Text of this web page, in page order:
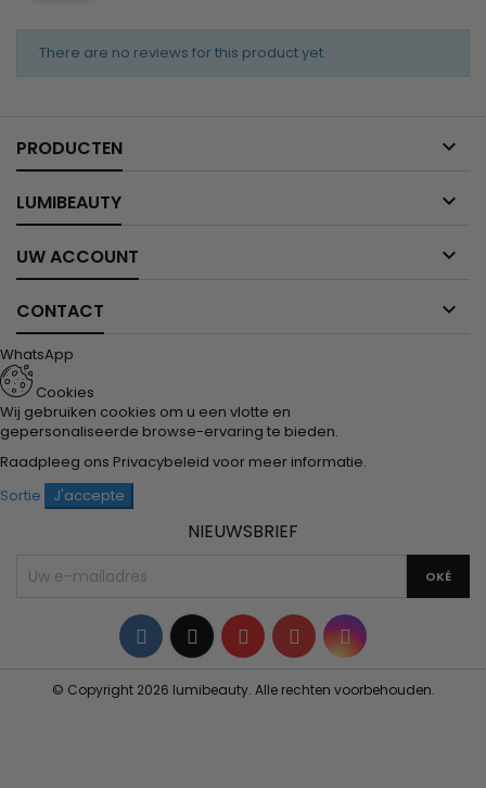
There are no reviews for this product yet.
PRODUCTEN 
LUMIBEAUTY 
UW ACCOUNT 
CONTACT 
WhatsApp
Cookies
Wij gebruiken cookies om u een vlotte en
gepersonaliseerde browse-ervaring te bieden.
Raadpleeg ons Privacybeleid voor meer informatie.
Sortie
J'accepte
NIEUWSBRIEF
Facebook
TwitterYouTubePinterestInstagram
© Copyright 2026 lumibeauty. Alle rechten voorbehouden.